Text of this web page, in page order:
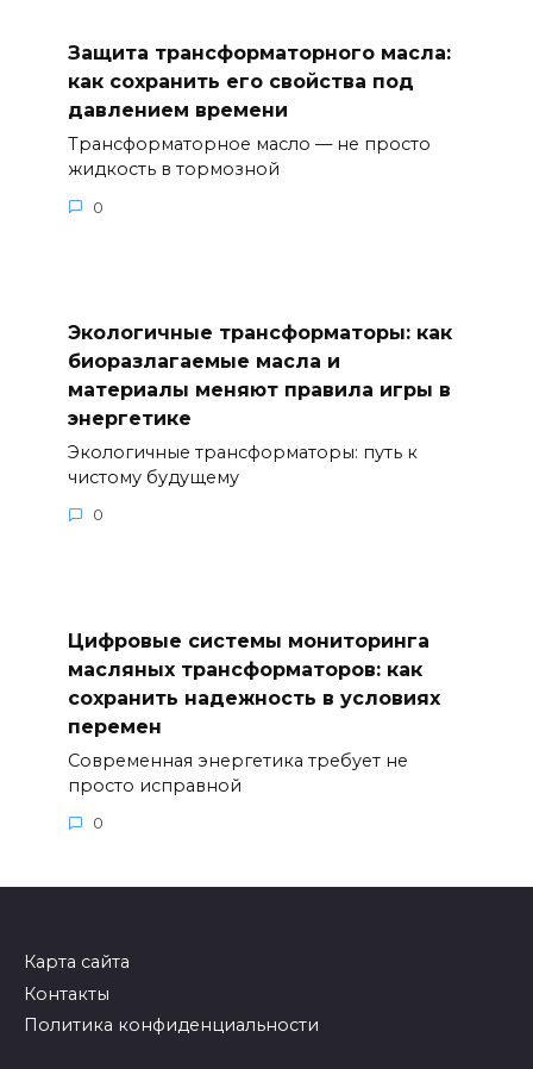
Защита трансформаторного масла:
как сохранить его свойства под
давлением времени
Трансформаторное масло — не просто
жидкость в тормозной
0
Экологичные трансформаторы: как
биоразлагаемые масла и
материалы меняют правила игры в
энергетике
Экологичные трансформаторы: путь к
чистому будущему
0
Цифровые системы мониторинга
масляных трансформаторов: как
сохранить надежность в условиях
перемен
Современная энергетика требует не
просто исправной
0
Карта сайта
Контакты
Политика конфиденциальности